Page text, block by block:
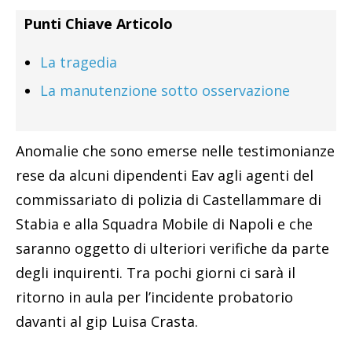
Punti Chiave Articolo
La tragedia
La manutenzione sotto osservazione
Anomalie che sono emerse nelle testimonianze
rese da alcuni dipendenti Eav agli agenti del
commissariato di polizia di Castellammare di
Stabia e alla Squadra Mobile di Napoli e che
saranno oggetto di ulteriori verifiche da parte
degli inquirenti. Tra pochi giorni ci sarà il
ritorno in aula per l’incidente probatorio
davanti al gip Luisa Crasta.